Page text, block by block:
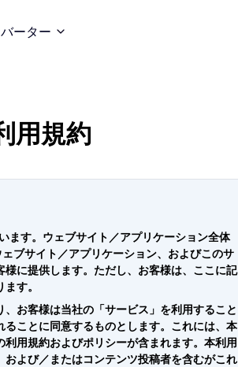
ーター
→ PDF
→ PDF
→ PDF
PDF → JPG
用規約
す。ウェブサイト／アプリケーション全体
ブサイト／アプリケーション、およびこのサ
に提供します。ただし、お客様は、ここに記
す。
お客様は当社の「サービス」を利用すること
ことに同意するものとします。これには、本
用規約およびポリシーが含まれます。本利用
よび／またはコンテンツ投稿者を含むがこれ